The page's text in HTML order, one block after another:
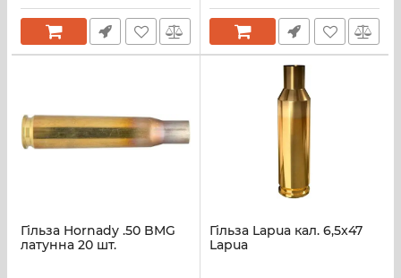
Гільза Hornady .50 BMG
латунна 20 шт.
Гільза Lapua кал. 6,5x47
Lapua